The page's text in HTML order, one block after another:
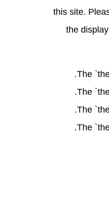
this site.
the
The
The
The
The